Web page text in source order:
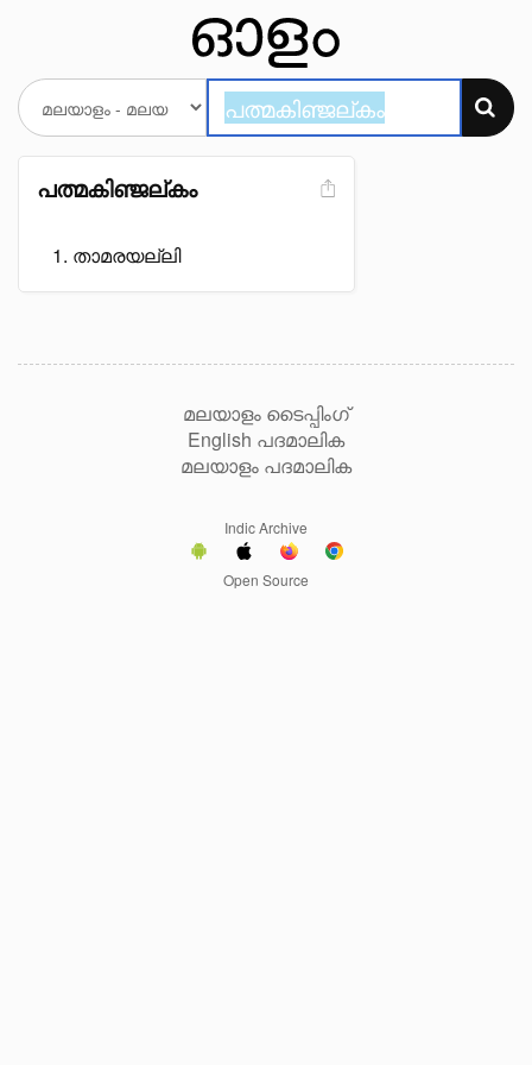
പത്മകിഞ്ജല്കം
താമരയല്ലി
മലയാളം ടൈപ്പിംഗ്
English പദമാലിക
മലയാളം പദമാലിക
Indic Archive
Open Source